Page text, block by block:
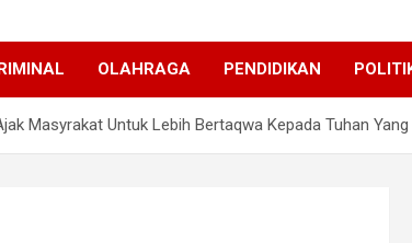
OLAHRAGA PENDIDIKAN
Masyrakat Untuk Lebih Bertaqwa Kepada Tuhan Yang